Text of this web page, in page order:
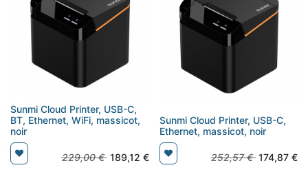
Sunmi Cloud Printer, USB-C,
BT, Ethernet, WiFi, massicot,
noir
229,00€ 189,12 €
Sunmi Cloud Printer, USB-C,
Ethernet, massicot, noir
252,57€ 174,87 €